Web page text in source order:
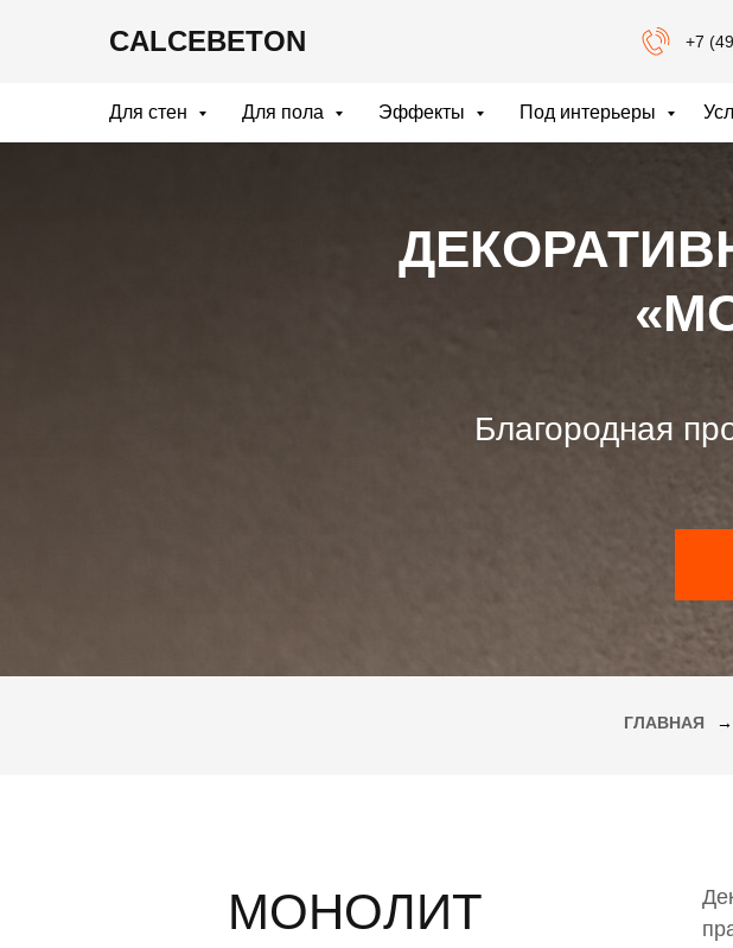
CALCEBETON +7
Для стен Для пола Эффекты Под интерьеры
Благородная
ГЛАВНАЯ →
МОНОЛИТ